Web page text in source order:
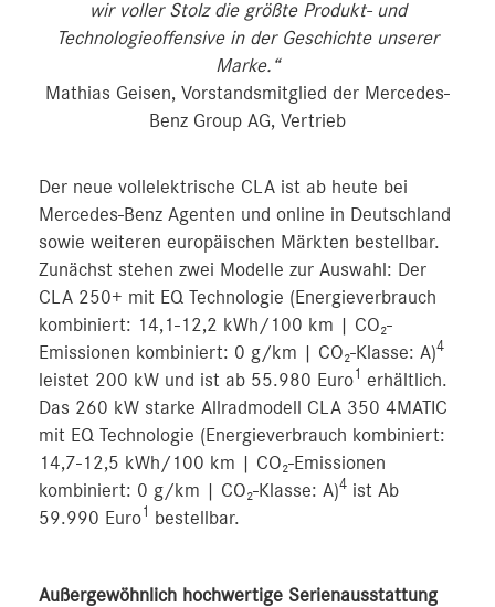
wir voller Stolz die größte Produkt- und
Technologieoffensive in der Geschichte unserer
Marke.“
Mathias Geisen, Vorstandsmitglied der Mercedes-
Benz Group AG, Vertrieb
Der neue vollelektrische CLA ist ab heute bei
Mercedes-Benz Agenten und online in Deutschland
sowie weiteren europäischen Märkten bestellbar.
Zunächst stehen zwei Modelle zur Auswahl: Der
CLA 250+ mit EQ Technologie (Energieverbrauch
kombiniert: 14,1-12,2 kWh/100 km | CO₂-
Emissionen kombiniert: 0 g/km | CO₂-Klasse: A)4
leistet 200 kW und ist ab 55.980 Euro1 erhältlich.
Das 260 kW starke Allradmodell CLA 350 4MATIC
mit EQ Technologie (Energieverbrauch kombiniert:
14,7-12,5 kWh/100 km | CO₂-Emissionen
kombiniert: 0 g/km | CO₂-Klasse: A)4 ist Ab
59.990 Euro1 bestellbar.
Außergewöhnlich hochwertige Serienausstattung